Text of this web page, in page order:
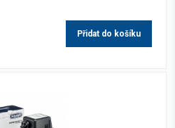
Přidat do košíku